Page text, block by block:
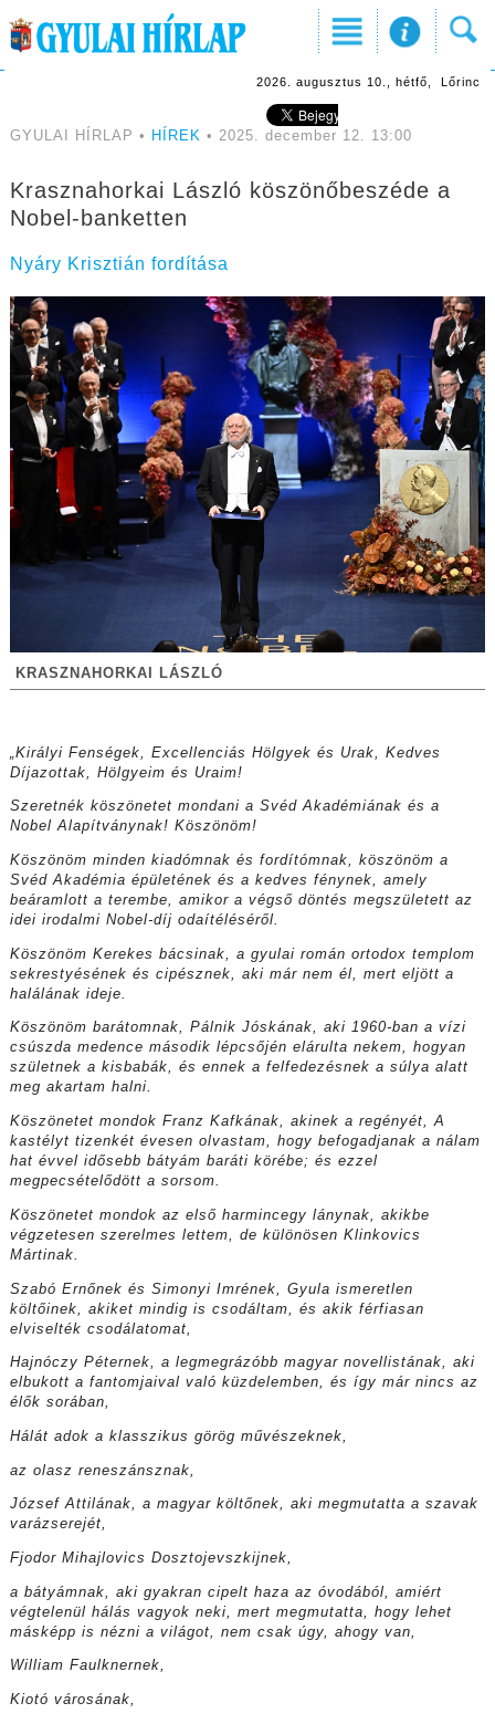
2026. augusztus 10., hétfő, Lőrinc
GYULAI HÍRLAP • HÍREK • 2025. december 12. 13:00
Krasznahorkai László köszönőbeszéde a
Nobel-banketten
Nyáry Krisztián fordítása
KRASZNAHORKAI LÁSZLÓ
„Királyi Fenségek, Excellenciás Hölgyek és Urak, Kedves
Díjazottak, Hölgyeim és Uraim!
Szeretnék köszönetet mondani a Svéd Akadémiának és a
Nobel Alapítványnak! Köszönöm!
Köszönöm minden kiadómnak és fordítómnak, köszönöm a
Svéd Akadémia épületének és a kedves fénynek, amely
beáramlott a terembe, amikor a végső döntés megszületett az
idei irodalmi Nobel-díj odaítéléséről.
Köszönöm Kerekes bácsinak, a gyulai román ortodox templom
sekrestyésének és cipésznek, aki már nem él, mert eljött a
halálának ideje.
Köszönöm barátomnak, Pálnik Jóskának, aki 1960-ban a vízi
csúszda medence második lépcsőjén elárulta nekem, hogyan
születnek a kisbabák, és ennek a felfedezésnek a súlya alatt
meg akartam halni.
Köszönetet mondok Franz Kafkának, akinek a regényét, A
kastélyt tizenkét évesen olvastam, hogy befogadjanak a nálam
hat évvel idősebb bátyám baráti körébe; és ezzel
megpecsételődött a sorsom.
Köszönetet mondok az első harmincegy lánynak, akikbe
végzetesen szerelmes lettem, de különösen Klinkovics
Mártinak.
Szabó Ernőnek és Simonyi Imrének, Gyula ismeretlen
költőinek, akiket mindig is csodáltam, és akik férfiasan
elviselték csodálatomat,
Hajnóczy Péternek, a legmegrázóbb magyar novellistának, aki
elbukott a fantomjaival való küzdelemben, és így már nincs az
élők sorában,
Hálát adok a klasszikus görög művészeknek,
az olasz reneszánsznak,
József Attilának, a magyar költőnek, aki megmutatta a szavak
varázserejét,
Fjodor Mihajlovics Dosztojevszkijnek,
a bátyámnak, aki gyakran cipelt haza az óvodából, amiért
végtelenül hálás vagyok neki, mert megmutatta, hogy lehet
másképp is nézni a világot, nem csak úgy, ahogy van,
William Faulknernek,
Kiotó városának,